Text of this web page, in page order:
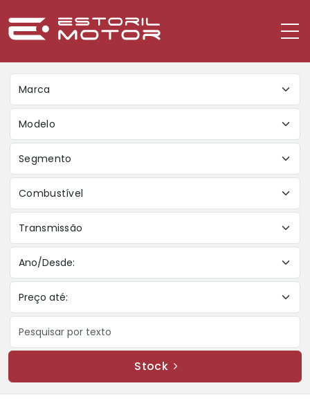
Marca
Modelo
Segmento
Combustível
Transmissão
Stock